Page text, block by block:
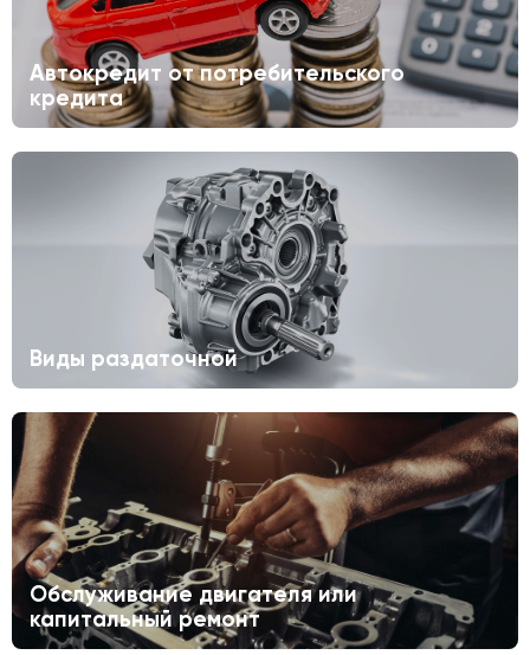
Автокредит от потребительского
кредита
Виды раздаточной
Обслуживание двигателя или
капитальный ремонт